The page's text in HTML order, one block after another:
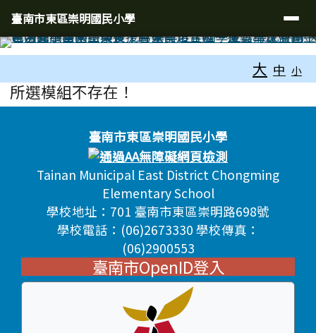
跳至主內容區
臺南市東區崇明國民小學
導覽列
臺南市東區崇明國民小學
大 中 小
主內容區域
所選模組不存在！
頁尾區域
頁尾區域內容臺南市東區崇明國民小學
Tainan Municipal East District Chongming
Elementary School
學校地址：701 臺南市東區崇明路698號
學校電話：(06)2673330 學校傳真：
(06)2900553
臺南市OpenID登入